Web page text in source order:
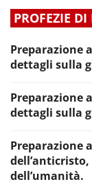
PROFEZIE
Preparazione
dettagli sulla
Preparazione
dettagli sulla
Preparazione
dell’umanità.